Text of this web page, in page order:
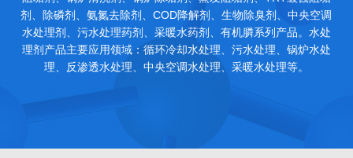
剂、除磷剂、氨氮去除剂、COD降解剂、生物除臭剂、中央空调
水处理剂、污水处理药剂、采暖水药剂、有机膦系列产品。水处
理剂产品主要应用领域：循环冷却水处理、污水处理、锅炉水处
理、反渗透水处理、中央空调水处理、采暖水处理等。